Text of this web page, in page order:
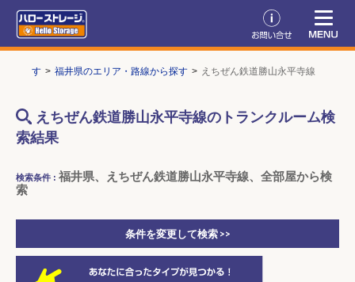
ムを探す 福井県のエリア・路線から探す えちぜん鉄道勝山永平寺線
えちぜん鉄道勝山永平寺線のトランクルーム検
索結果
検索条件 : 福井県、えちぜん鉄道勝山永平寺線、全部屋から検
索
条件を変更して検索 >>